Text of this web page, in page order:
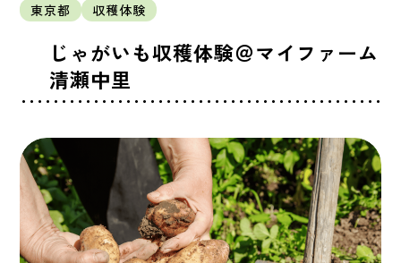
東京都 収穫体験
じゃがいも収穫体験＠マイファーム
清瀬中里